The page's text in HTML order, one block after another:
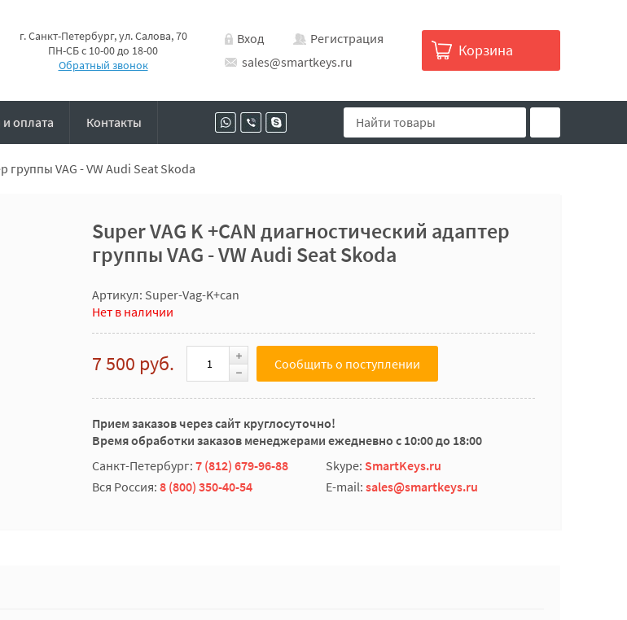
г. Санкт-Петербург, ул. Салова, 70
ПН-СБ с 10-00 до 18-00
Обратный звонок
Вход
Регистрация
sales@smartkeys.ru
Корзина
и оплата Контакты
группы VAG - VW Audi Seat Skoda
Super VAG K +CAN диагностический адаптер
группы VAG - VW Audi Seat Skoda
Артикул: Super-Vag-K+can
Нет в наличии
7 500 руб. Сообщить о поступлении
Прием заказов через сайт круглосуточно!
Время обработки заказов менеджерами ежедневно с 10:00 до 18:00
Санкт-Петербург: 7 (812) 679-96-88 Skype: SmartKeys.ru
Вся Россия: 8 (800) 350-40-54 E-mail: sales@smartkeys.ru